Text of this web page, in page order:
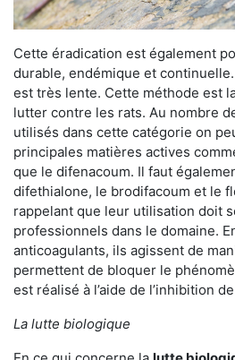
Cette éradication est également
durable, endémique et
est très lente. Cette méthode est
lutter contre les rats. Au nombre
utilisés dans cette catégorie on
principales matières actives
que le difenacoum. Il faut
difethialone, le brodifacoum et le
rappelant que leur utilisation doit
professionnels dans le domaine.
anticoagulants, ils agissent de
permettent de bloquer le
est réalisé à l’aide de l’inhibition
La lutte biologique